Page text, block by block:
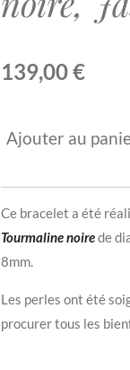
139,00 €
Ajouter au
Ce bracelet a été
Tourmaline noirede
8mm.
Les perles ont été
procurer tous les